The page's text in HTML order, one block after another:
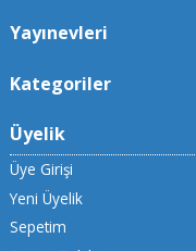
Yayınevleri
Kategoriler
Üyelik
Üye Girişi
Yeni Üyelik
Sepetim